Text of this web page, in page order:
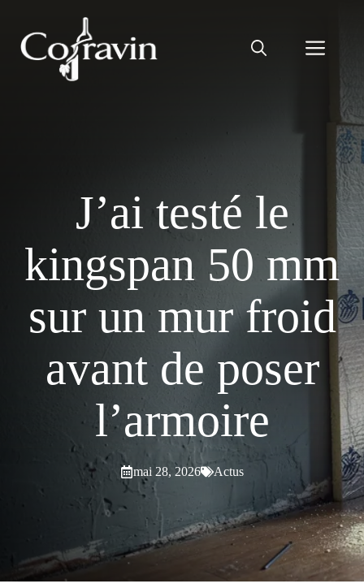
contenu
J’ai testé le
kingspan 50 mm
sur un mur froid
avant de poser
l’armoire
mai 28, 2026 Actus